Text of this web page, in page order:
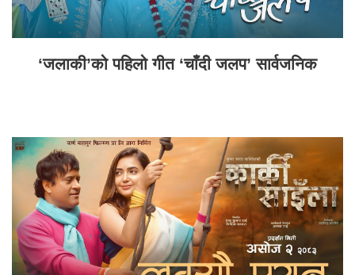
‘जलाकी’को पहिलो गीत ‘चाँदी जलप’ सार्वजनिक